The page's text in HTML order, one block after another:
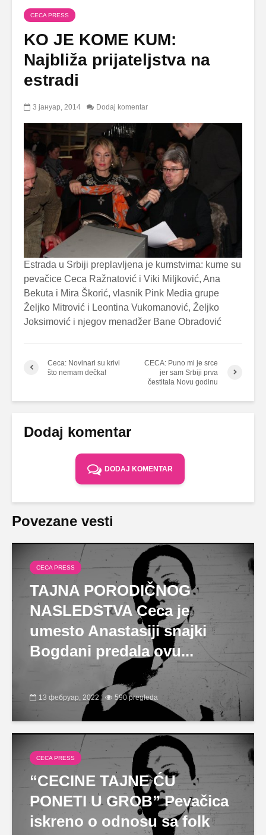
CECA PRESS
KO JE KOME KUM:
Najbliža prijateljstva na
estradi
3 јануар, 2014 Dodaj komentar
Estrada u Srbiji preplavljena je kumstvima: kume su
pevačice Ceca Ražnatović i Viki Miljković, Ana
Bekuta i Mira Škorić, vlasnik Pink Media grupe
Željko Mitrović i Leontina Vukomanović, Željko
Joksimović i njegov menadžer Bane Obradović
Ceca: Novinari su krivi
što nemam dečka!
CECA: Puno mi je srce
jer sam Srbiji prva
čestitala Novu godinu
Dodaj komentar
DODAJ KOMENTAR
Povezane vesti
CECA PRESS
TAJNA PORODIČNOG
NASLEDSTVA Ceca je
umesto Anastasiji snajki
Bogdani predala ovu...
13 фебруар, 2022 590 pregleda
CECA PRESS
“CECINE TAJNE ĆU
PONETI U GROB” Pevačica
iskreno o odnosu sa folk